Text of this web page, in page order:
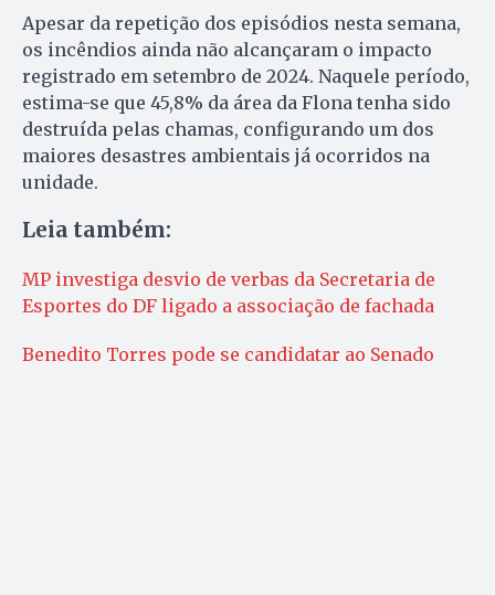
Apesar da repetição dos episódios nesta semana,
os incêndios ainda não alcançaram o impacto
registrado em setembro de 2024. Naquele período,
estima-se que 45,8% da área da Flona tenha sido
destruída pelas chamas, configurando um dos
maiores desastres ambientais já ocorridos na
unidade.
Leia também:
MP investiga desvio de verbas da Secretaria de
Esportes do DF ligado a associação de fachada
Benedito Torres pode se candidatar ao Senado